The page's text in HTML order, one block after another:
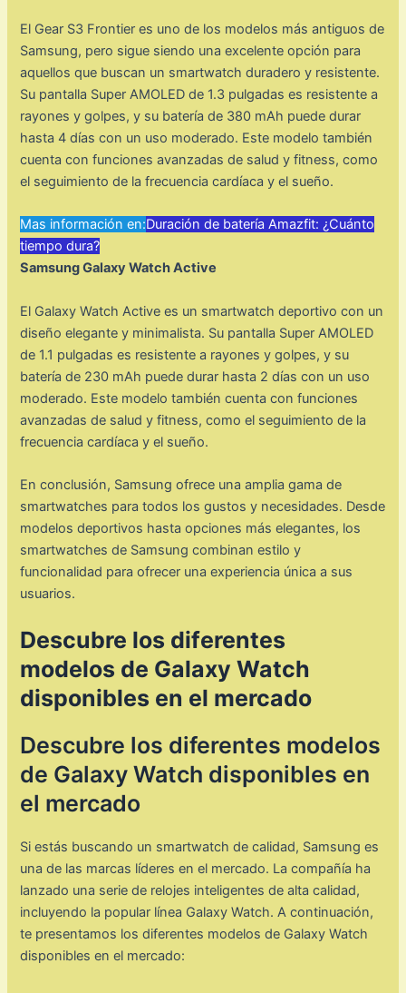
El Gear S3 Frontier es uno de los modelos más antiguos de
Samsung, pero sigue siendo una excelente opción para
aquellos que buscan un smartwatch duradero y resistente.
Su pantalla Super AMOLED de 1.3 pulgadas es resistente a
rayones y golpes, y su batería de 380 mAh puede durar
hasta 4 días con un uso moderado. Este modelo también
cuenta con funciones avanzadas de salud y fitness, como
el seguimiento de la frecuencia cardíaca y el sueño.
Mas información en:Duración de batería Amazfit: ¿Cuánto
tiempo dura?
Samsung Galaxy Watch Active
El Galaxy Watch Active es un smartwatch deportivo con un
diseño elegante y minimalista. Su pantalla Super AMOLED
de 1.1 pulgadas es resistente a rayones y golpes, y su
batería de 230 mAh puede durar hasta 2 días con un uso
moderado. Este modelo también cuenta con funciones
avanzadas de salud y fitness, como el seguimiento de la
frecuencia cardíaca y el sueño.
En conclusión, Samsung ofrece una amplia gama de
smartwatches para todos los gustos y necesidades. Desde
modelos deportivos hasta opciones más elegantes, los
smartwatches de Samsung combinan estilo y
funcionalidad para ofrecer una experiencia única a sus
usuarios.
Descubre los diferentes
modelos de Galaxy Watch
disponibles en el mercado
Descubre los diferentes modelos
de Galaxy Watch disponibles en
el mercado
Si estás buscando un smartwatch de calidad, Samsung es
una de las marcas líderes en el mercado. La compañía ha
lanzado una serie de relojes inteligentes de alta calidad,
incluyendo la popular línea Galaxy Watch. A continuación,
te presentamos los diferentes modelos de Galaxy Watch
disponibles en el mercado: